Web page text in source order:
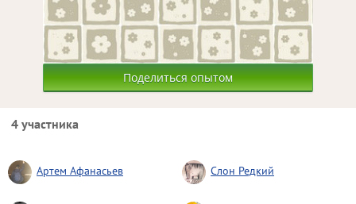
Поделиться опытом
4 участника
Артем Афанасьев Слон Редкий